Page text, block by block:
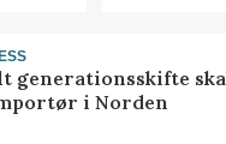
generationsskifte
i Norden